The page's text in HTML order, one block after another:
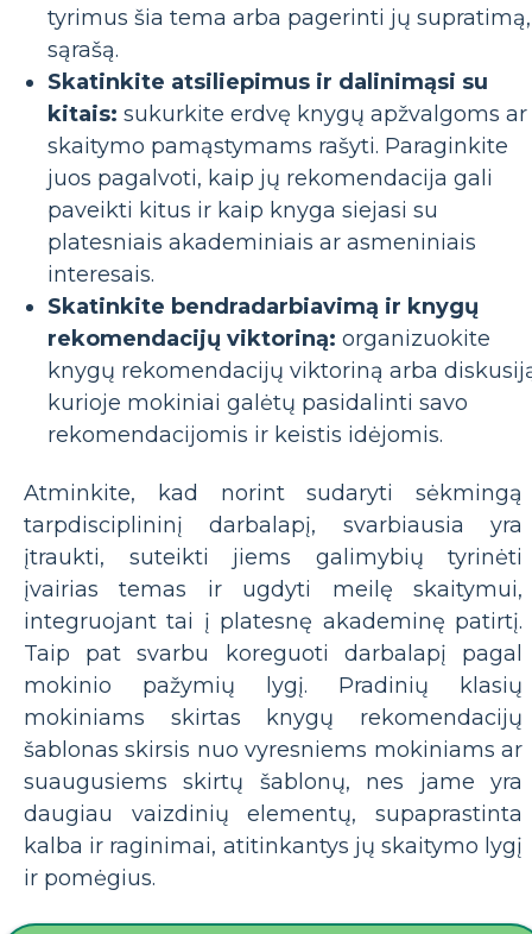
tyrimus šia tema arba pagerinti jų supratimą,
sąrašą.
Skatinkite atsiliepimus ir dalinimąsi su
kitais: sukurkite erdvę knygų apžvalgoms ar
skaitymo pamąstymams rašyti. Paraginkite
juos pagalvoti, kaip jų rekomendacija gali
paveikti kitus ir kaip knyga siejasi su
platesniais akademiniais ar asmeniniais
interesais.
Skatinkite bendradarbiavimą ir knygų
rekomendacijų viktoriną: organizuokite
knygų rekomendacijų viktoriną arba
kurioje mokiniai galėtų pasidalinti savo
rekomendacijomis ir keistis idėjomis.
Atminkite, kad norint sudaryti sėkmingą
tarpdisciplininį darbalapį, svarbiausia yra
įtraukti, suteikti jiems galimybių tyrinėti
įvairias temas ir ugdyti meilę skaitymui,
integruojant tai į platesnę akademinę patirtį.
Taip pat svarbu koreguoti darbalapį pagal
mokinio pažymių lygį. Pradinių klasių
mokiniams skirtas knygų rekomendacijų
šablonas skirsis nuo vyresniems mokiniams ar
suaugusiems skirtų šablonų, nes jame yra
daugiau vaizdinių elementų, supaprastinta
kalba ir raginimai, atitinkantys jų skaitymo lygį
ir pomėgius.